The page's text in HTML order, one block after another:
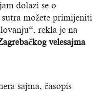
dolazi se o
možete primijeniti
rekla je na
velesajma
sajma, časopis